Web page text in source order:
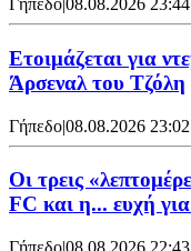
Γήπεδο|08.08.2026 23:44
Ετοιμάζεται για
Άρσεναλ του Τζόλη
Γήπεδο|08.08.2026 23:02
Οι τρεις
FC και η... ευχή
Γήπεδο|08.08.2026 22:43